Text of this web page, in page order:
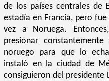
de los países centrales de
estadía en Francia, pero
vez a Noruega.
presionar
noruego para que lo
instaló en la ciudad de
consiguieron del presidente